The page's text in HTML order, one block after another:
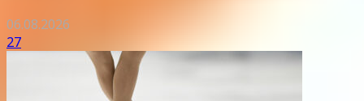
06.08.2026
27